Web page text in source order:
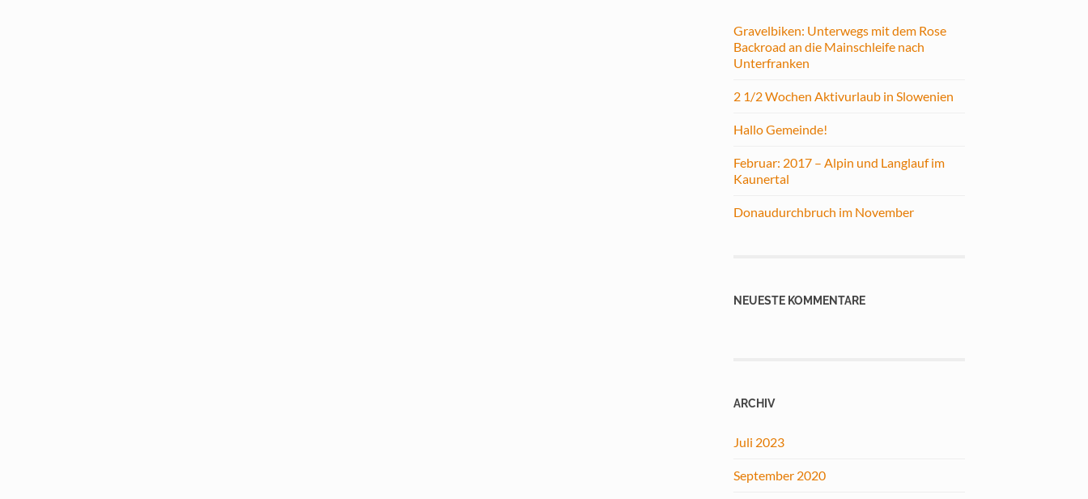
Gravelbiken: Unterwegs mit dem Rose
Backroad an die Mainschleife nach
Unterfranken
2 1/2 Wochen Aktivurlaub in Slowenien
Hallo Gemeinde!
Februar: 2017 – Alpin und Langlauf im
Kaunertal
Donaudurchbruch im November
NEUESTE KOMMENTARE
ARCHIV
Juli 2023
September 2020